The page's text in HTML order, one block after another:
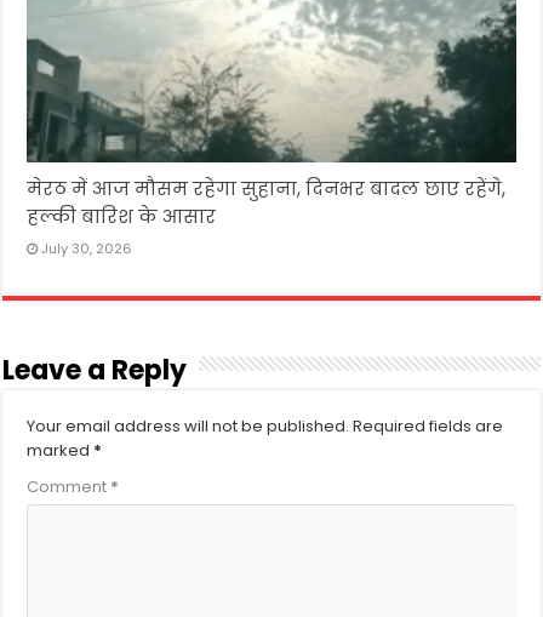
मेरठ में आज मौसम रहेगा सुहाना, दिनभर बादल छाए रहेंगे,
हल्की बारिश के आसार
July 30, 2026
Leave a Reply
Your email address will not be published. Required fields are
marked *
Comment *